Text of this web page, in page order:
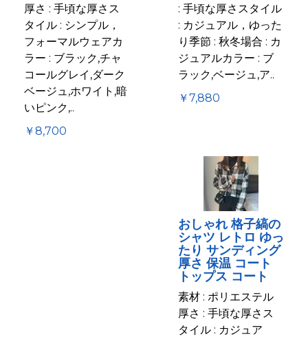
厚さ : 手頃な厚さス
タイル : シンプル，
フォーマルウェアカ
ラー : ブラック,チャ
コールグレイ,ダーク
ベージュ,ホワイト,暗
いピンク,..
￥8,700
: 手頃な厚さスタイル
: カジュアル，ゆった
り季節 : 秋冬場合 : カ
ジュアルカラー : ブ
ラック,ベージュ,ア..
￥7,880
おしゃれ 格子縞の
シャツ レトロ ゆっ
たり サンディング
厚さ 保温 コート
トップス コート
素材 : ポリエステル
厚さ : 手頃な厚さス
タイル : カジュア